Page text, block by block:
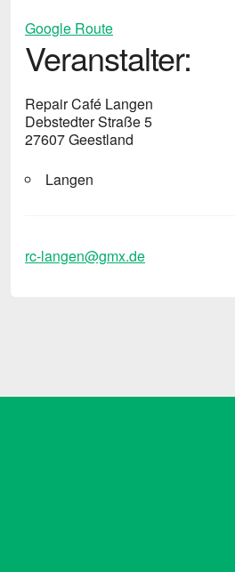
Google Route
Veranstalter:
Repair Café Langen
Debstedter Straße 5
27607 Geestland
Langen
rc-langen@gmx.de